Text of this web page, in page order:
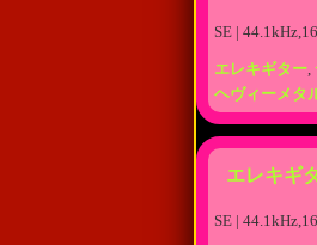
SE |
エレキギター,
ヘヴィーメタ
エレキギ
SE |